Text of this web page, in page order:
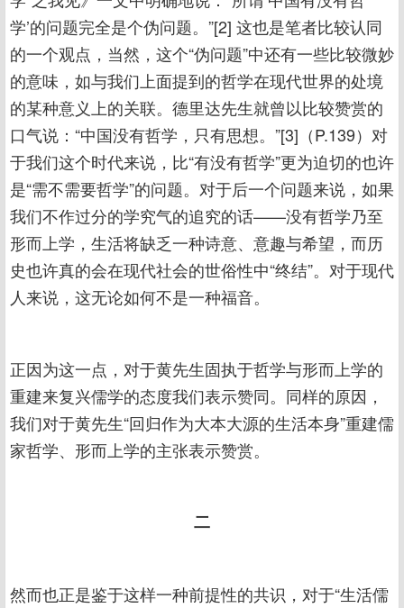
学’的问题完全是个伪问题。”[2] 这也是笔者比较认同
的一个观点，当然，这个“伪问题”中还有一些比较微妙
的意味，如与我们上面提到的哲学在现代世界的处境
的某种意义上的关联。德里达先生就曾以比较赞赏的
口气说：“中国没有哲学，只有思想。”[3]（P.139）对
于我们这个时代来说，比“有没有哲学”更为迫切的也许
是“需不需要哲学”的问题。对于后一个问题来说，如果
我们不作过分的学究气的追究的话——没有哲学乃至
形而上学，生活将缺乏一种诗意、意趣与希望，而历
史也许真的会在现代社会的世俗性中“终结”。对于现代
人来说，这无论如何不是一种福音。
正因为这一点，对于黄先生固执于哲学与形而上学的
重建来复兴儒学的态度我们表示赞同。同样的原因，
我们对于黄先生“回归作为大本大源的生活本身”重建儒
家哲学、形而上学的主张表示赞赏。
二
然而也正是鉴于这样一种前提性的共识，对于“生活儒